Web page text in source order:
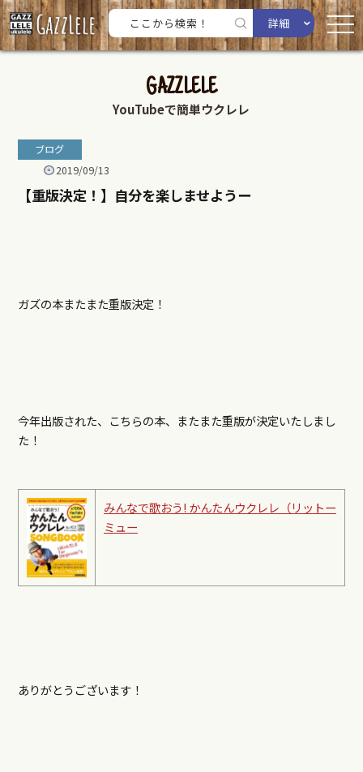
詳細
GAZZLELE
YouTubeで簡単ウクレレ
ブログ
2019/09/13
【重版決定！】自分を楽しませようー
ガズの本またまた重版決定！
今年出版された、こちらの本、またまた重版が決定いたしまし
た！
みんなで歌おう! かんたんウクレレ（リットー
ミュー
ありがとうございます！